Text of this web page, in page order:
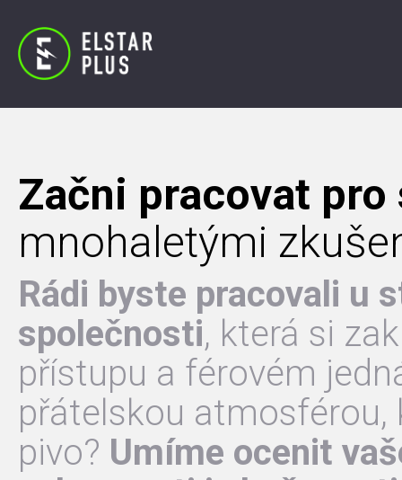
Začni pracovat
mnohaletými
Rádi byste pracovali u
společnosti, která si
přístupu a férovém
přátelskou atmosférou,
pivo? Umíme ocenit